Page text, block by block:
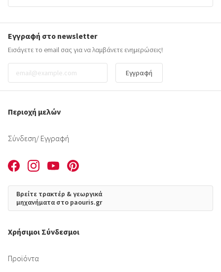
Εγγραφή στο newsletter
Εισάγετε το email σας για να λαμβάνετε ενημερώσεις!
Εγγραφή
Περιοχή μελών
Σύνδεση/ Εγγραφή
Βρείτε τρακτέρ & γεωργικά
μηχανήματα στο paouris.gr
Χρήσιμοι Σύνδεσμοι
Προϊόντα